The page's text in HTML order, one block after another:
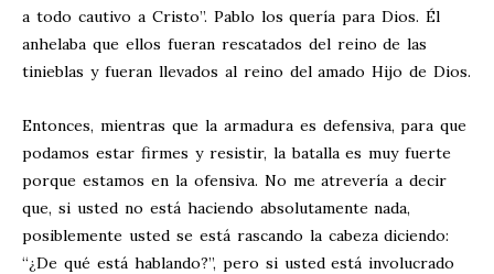
a todo cautivo a Cristo”. Pablo los quería para Dios. Él
anhelaba que ellos fueran rescatados del reino de las
tinieblas y fueran llevados al reino del amado Hijo de Dios.
Entonces, mientras que la armadura es defensiva, para que
podamos estar firmes y resistir, la batalla es muy fuerte
porque estamos en la ofensiva. No me atrevería a decir
que, si usted no está haciendo absolutamente nada,
posiblemente usted se está rascando la cabeza diciendo:
“¿De qué está hablando?”, pero si usted está involucrado